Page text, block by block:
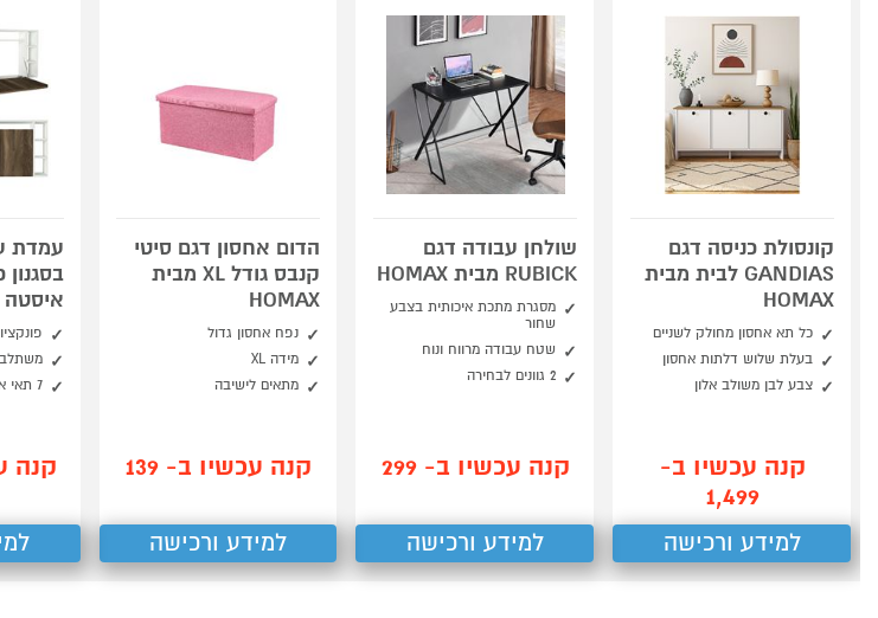
קונסולת כניסה דגם
GANDIAS לבית מבית
HOMAX
כל תא אחסון מחולק לשניים
בעלת שלוש דלתות אחסון
צבע לבן משולב אלון
קנה עכשיו ב-
1,499
למידע ורכישה
שולחן עבודה דגם
RUBICK מבית HOMAX
מסגרת מתכת איכותית בצבע
שחור
שטח עבודה מרווח ונוח
2 גוונים לבחירה
קנה עכשיו ב- 299
למידע ורכישה
הדום אחסון דגם סיטי
קנבס גודל XL מבית
HOMAX
נפח אחסון גדול
מידה XL
מתאים לישיבה
קנה עכשיו ב- 139
למידע ורכישה
עמדת
בסגנון
איסטה DE5300
7 תאי אחסון בסגנון כוורת
קנה